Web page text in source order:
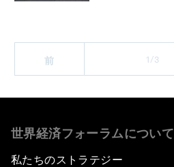
前 1/3
世界経済フォーラムについて
私たちのストラテジー